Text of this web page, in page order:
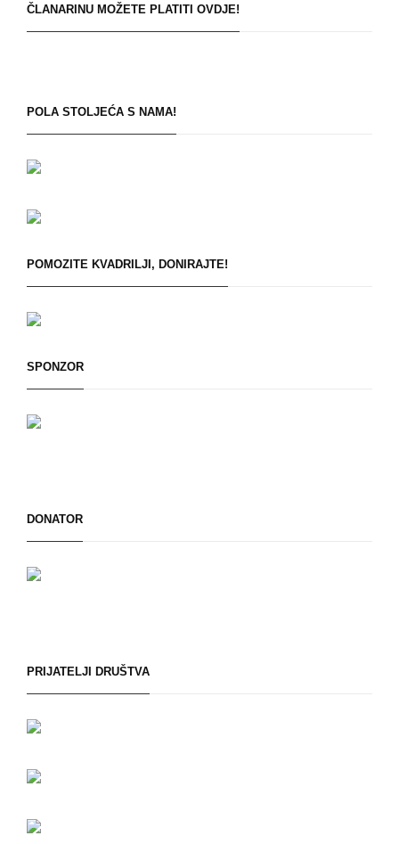
ČLANARINU MOŽETE PLATITI OVDJE!
POLA STOLJEĆA S NAMA!
POMOZITE KVADRILJI, DONIRAJTE!
SPONZOR
DONATOR
PRIJATELJI DRUŠTVA